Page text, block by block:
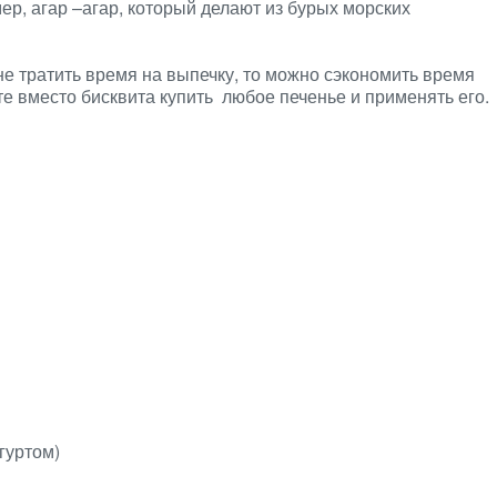
агар –агар, который делают из бурых морских
тратить время на выпечку, то можно сэкономить время
вместо бисквита купить любое печенье и применять его.